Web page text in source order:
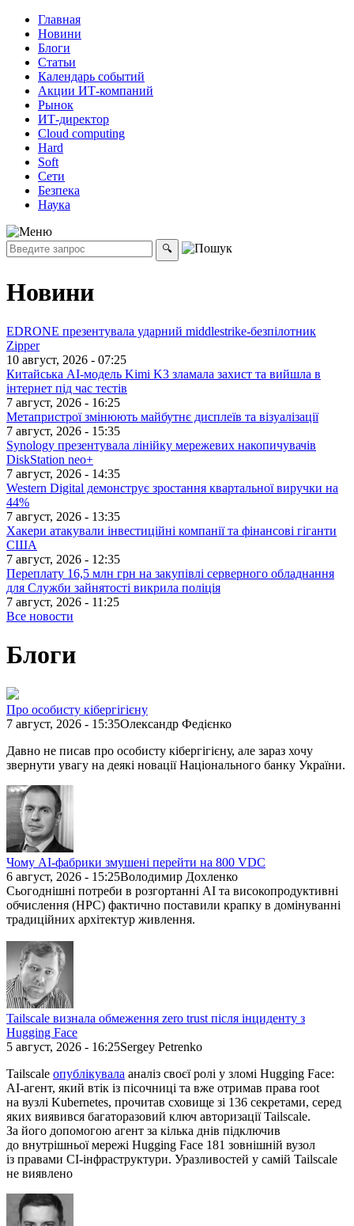
Главная
Новини
Блоги
Статьи
Календарь событий
Акции ИТ-компаний
Рынок
ИТ-директор
Cloud computing
Hard
Soft
Сети
Безпека
Наука
Новини
EDRONE презентувала ударний middlestrike-безпілотник
Zipper
10 август, 2026 - 07:25
Китайська АІ-модель Kimi K3 зламала захист та вийшла в
інтернет під час тестів
7 август, 2026 - 16:25
Метапристрої змінюють майбутнє дисплеїв та візуалізації
7 август, 2026 - 15:35
Synology презентувала лінійку мережевих накопичувачів
DiskStation neo+
7 август, 2026 - 14:35
Western Digital демонструє зростання квартальної виручки на
44%
7 август, 2026 - 13:35
Хакери атакували інвестиційні компанії та фінансові гіганти
США
7 август, 2026 - 12:35
Переплату 16,5 млн грн на закупівлі серверного обладнання
для Служби зайнятості викрила поліція
7 август, 2026 - 11:25
Все новости
Блоги
Про особисту кібергігієну
7 август, 2026 - 15:35Олександр Федієнко
Давно не писав про особисту кібергігієну, але зараз хочу
звернути увагу на деякі новації Національного банку України.
Чому AI-фабрики змушені перейти на 800 VDC
6 август, 2026 - 15:25Володимир Дохленко
Сьогоднішні потреби в розгортанні AI та високопродуктивні
обчислення (HPC) фактично поставили крапку в домінуванні
традиційних архітектур живлення.
Tailscale визнала обмеження zero trust після інциденту з
Hugging Face
5 август, 2026 - 16:25Sergey Petrenko
Tailscale опублікувала аналіз своєї ролі у зломі Hugging Face:
AI-агент, який втік із пісочниці та вже отримав права root
на вузлі Kubernetes, прочитав сховище зі 136 секретами, серед
яких виявився багаторазовий ключ авторизації Tailscale.
За його допомогою агент за кілька днів підключив
до внутрішньої мережі Hugging Face 181 зовнішній вузол
із правами CI-інфраструктури. Уразливостей у самій Tailscale
не виявлено